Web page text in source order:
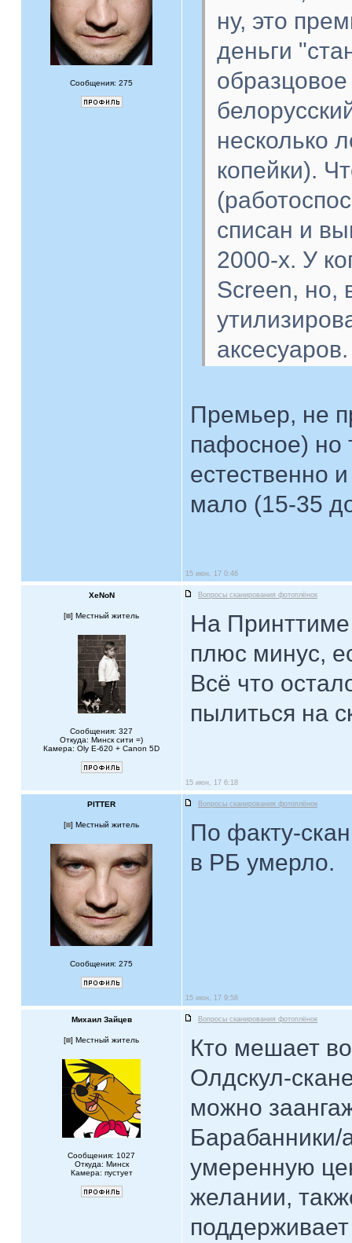
Сообщения: 275
ну, это
деньги
несколько
копейки).
списан и
2000-х. У
Screen, но,
аксесуаров.
Премьер, не
пафосное) но
естественно
мало (15-35
15 июн, 17 0:46
XeNoN Вопросы сканирования фотоплёнок
[ ] Местный житель
Сообщения: 327
Откуда: Минск сити =)
Камера: Oly E-620 + Canon 5D
На
плюс минус,
Всё что
пылиться на
15 июн, 17 6:18
PITTER Вопросы сканирования фотоплёнок
[ ] Местный житель
Сообщения: 275
По факту-
в РБ умерло.
15 июн, 17 9:58
Михаил Зайцев Вопросы сканирования фотоплёнок
[ ] Местный житель
Сообщения: 1027
Откуда: Минск
Камера: пустует
Кто мешает
Олдскул-
можно
Барабанники/
умеренную
желании,